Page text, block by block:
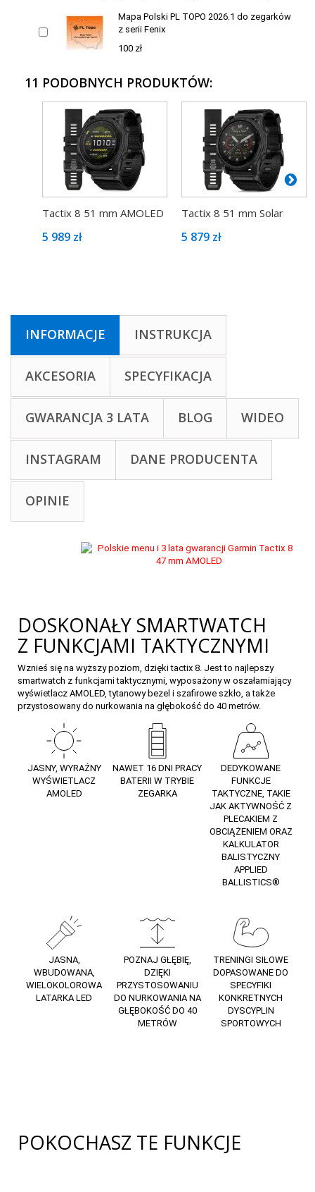
Mapa Polski PL TOPO 2026.1 do zegarków
z serii Fenix
100 zł
11 PODOBNYCH PRODUKTÓW:
Tactix 8 51 mm AMOLED
5 989 zł
Tactix 8 51 mm Solar
5 879 zł
INFORMACJE INSTRUKCJA
AKCESORIA SPECYFIKACJA
GWARANCJA 3 LATA BLOG WIDEO
INSTAGRAM DANE PRODUCENTA
OPINIE
DOSKONAŁY SMARTWATCH
Z FUNKCJAMI TAKTYCZNYMI
Wznieś się na wyższy poziom, dzięki tactix 8. Jest to najlepszy
smartwatch z funkcjami taktycznymi, wyposażony w oszałamiający
wyświetlacz AMOLED, tytanowy bezel i szafirowe szkło, a także
przystosowany do nurkowania na głębokość do 40 metrów.
JASNY, WYRAŹNY
WYŚWIETLACZ
AMOLED
NAWET 16 DNI PRACY
BATERII W TRYBIE
ZEGARKA
DEDYKOWANE
FUNKCJE
TAKTYCZNE, TAKIE
JAK AKTYWNOŚĆ Z
PLECAKIEM Z
OBCIĄŻENIEM ORAZ
KALKULATOR
BALISTYCZNY
APPLIED
BALLISTICS®
JASNA,
WBUDOWANA,
WIELOKOLOROWA
LATARKA LED
POZNAJ GŁĘBIĘ,
DZIĘKI
PRZYSTOSOWANIU
DO NURKOWANIA NA
GŁĘBOKOŚĆ DO 40
METRÓW
TRENINGI SIŁOWE
DOPASOWANE DO
SPECYFIKI
KONKRETNYCH
DYSCYPLIN
SPORTOWYCH
POKOCHASZ TE FUNKCJE